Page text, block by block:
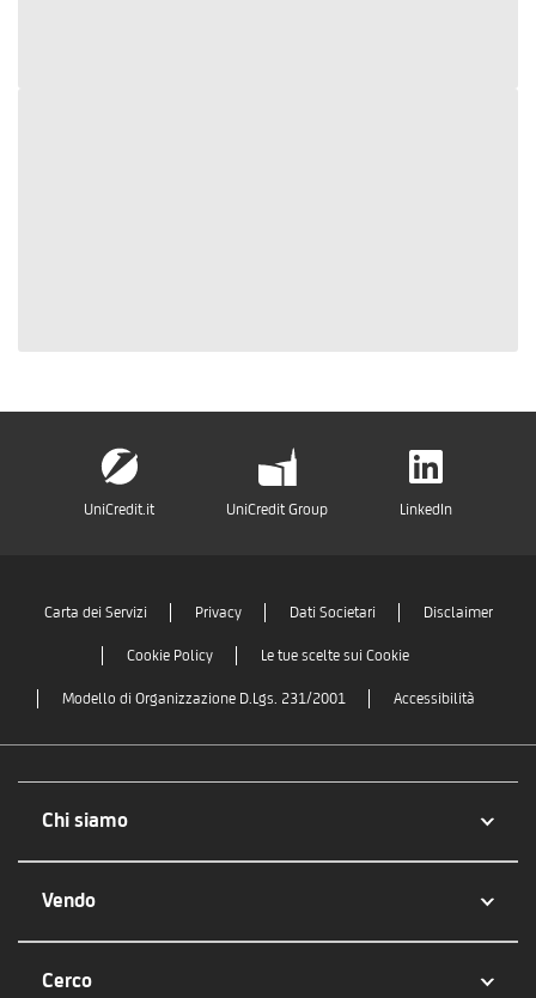
UniCredit.it UniCredit Group LinkedIn
Carta dei Servizi Privacy Dati Societari Disclaimer
Cookie Policy Le tue scelte sui Cookie
Modello di Organizzazione D.Lgs. 231/2001 Accessibilità
Chi siamo
Vendo
Cerco